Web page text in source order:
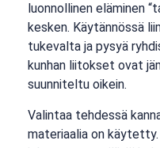
luonnollinen eläminen
kesken. Käytännössä
tukevalta ja pysyä
kunhan liitokset ovat
suunniteltu oikein.
Valintaa tehdessä
materiaalia on